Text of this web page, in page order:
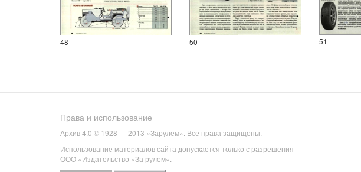
48 50 51
Права и использование
Архив 4.0 © 1928 — 2013 «Зарулем». Все права защищены.
Использование материалов сайта допускается только с разрешения
ООО «Издательство «За рулем».